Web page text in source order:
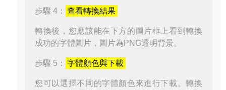
步驟 4： 查看轉換結果
轉換後，您應該能在下方的圖片框上看到轉換
成功的字體圖片，圖片為PNG透明背景。
步驟 5： 字體顏色與下載
您可以選擇不同的字體顏色來進行下載。轉換